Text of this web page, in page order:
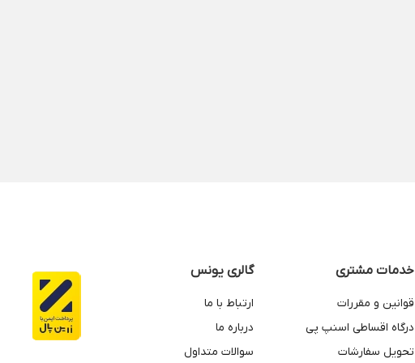
خدمات مشتری
قوانین و مقررات
درگاه اقساطی اسنپ پی
تحویل سفارشات
گالری یونس
ارتباط با ما
درباره ما
سوالات متداول